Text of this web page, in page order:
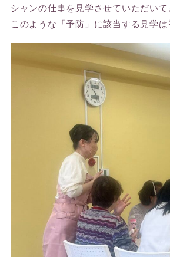
シャンの仕事を見学させていただいて
このような「予防」に該当する見学は